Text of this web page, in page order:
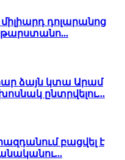
միլիարդ դոլարանոց
ձայն կտա Արամ
ընտրվելու...
բացվել է